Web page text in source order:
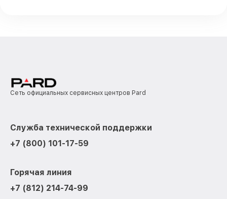
Сеть официальных сервисных центров Pard
Служба технической поддержки
+7 (800) 101-17-59
Горячая линия
+7 (812) 214-74-99